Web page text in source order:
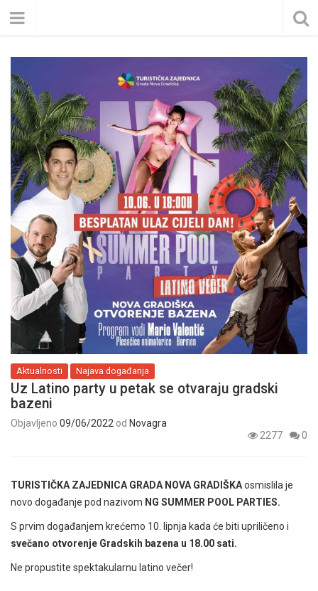
Aktualnosti Najava događanja
Uz Latino party u petak se otvaraju gradski
bazeni
Objavljeno 09/06/2022 od Novagra
2277
0
TURISTIČKA ZAJEDNICA GRADA NOVA GRADIŠKAosmislila je
novo događanje pod nazivom NG SUMMER POOL PARTIES.
S prvim događanjem krećemo 10. lipnja kada će biti upriličeno i
svečano otvorenje Gradskih bazena u 18.00 sati.
Ne propustite spektakularnu latino večer!